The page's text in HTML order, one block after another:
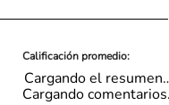
Cargando el
Cargando